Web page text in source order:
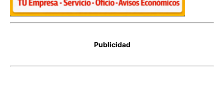
Publicidad